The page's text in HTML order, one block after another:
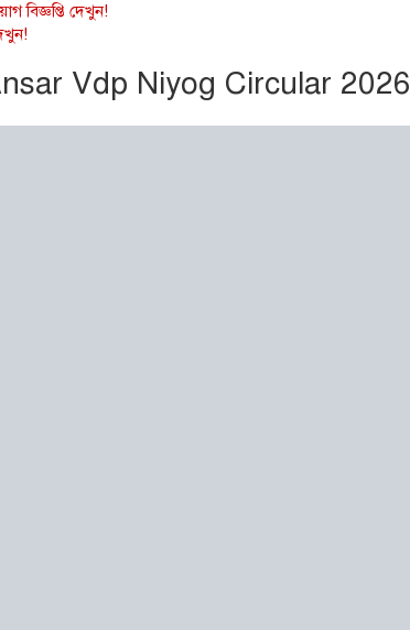
বিজ্ঞপ্তি দেখুন!
Vdp Niyog Circular 2026